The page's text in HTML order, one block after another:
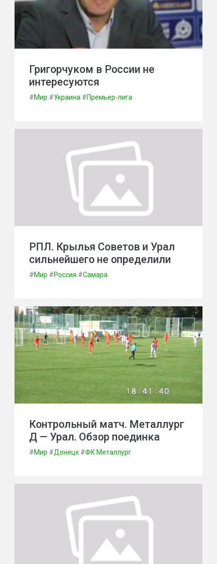
Григорчуком в России не
интересуются
#Мир #Украина #Премьер-лига
РПЛ. Крылья Советов и Урал
сильнейшего не определили
#Мир #Россия #Самара
Контрольный матч. Металлург
Д — Урал. Обзор поединка
#Мир #Донецк #ФК Металлург